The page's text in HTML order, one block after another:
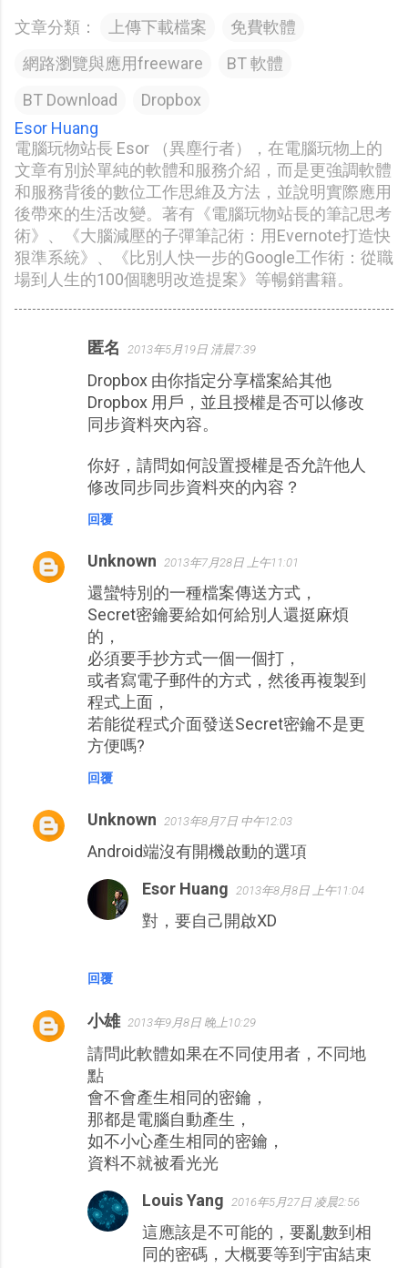
文章分類： 上傳下載檔案
免費軟體
網路瀏覽與應用freeware
BT 軟體
BT Download
Dropbox
Esor Huang
電腦玩物站長 Esor （異塵行者），在電腦玩物上的
文章有別於單純的軟體和服務介紹，而是更強調軟體
和服務背後的數位工作思維及方法，並說明實際應用
後帶來的生活改變。著有《電腦玩物站長的筆記思考
術》、《大腦減壓的子彈筆記術：用Evernote打造快
狠準系統》、《比別人快一步的Google工作術：從職
場到人生的100個聰明改造提案》等暢銷書籍。
匿名 2013年5月19日 清晨7:39
Dropbox 由你指定分享檔案給其他
Dropbox 用戶，並且授權是否可以修改
同步資料夾內容。
你好，請問如何設置授權是否允許他人
修改同步同步資料夾的內容？
回覆
Unknown 2013年7月28日 上午11:01
還蠻特別的一種檔案傳送方式，
Secret密鑰要給如何給別人還挺麻煩
的，
必須要手抄方式一個一個打，
或者寫電子郵件的方式，然後再複製到
程式上面，
若能從程式介面發送Secret密鑰不是更
方便嗎?
回覆
Unknown 2013年8月7日 中午12:03
Android端沒有開機啟動的選項
回覆
Esor Huang 2013年8月8日 上午11:04
對，要自己開啟XD
小雄 2013年9月8日 晚上10:29
請問此軟體如果在不同使用者，不同地
點
會不會產生相同的密鑰，
那都是電腦自動產生，
如不小心產生相同的密鑰，
資料不就被看光光
Louis Yang
2016年5月27日 凌晨2:56
這應該是不可能的，要亂數到相
同的密碼，大概要等到宇宙結束